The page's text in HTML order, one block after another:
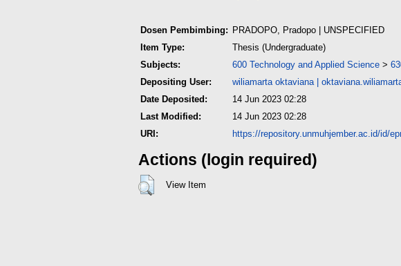
Dosen Pembimbing: PRADOPO, Pradopo | UNSPECIFIED
Item Type:
Thesis (Undergraduate)
Subjects:
600 Technology and Applied Science >
Depositing User:
wiliamarta oktaviana |
Date Deposited:
14 Jun 2023 02:28
Last Modified:
14 Jun 2023 02:28
URI:
https://repository.unmuhjember.ac.id/id/
Actions (login required)
View Item